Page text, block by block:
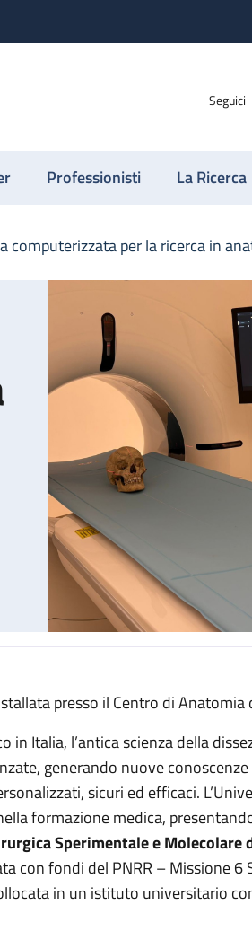
Seguici
Professionisti La Ricerca
per la ricerca in
la ricerca in anatomia umana
presso il Centro di Anatomia
in Italia, l’antica scienza della
generando nuove
sicuri ed efficaci.
formazione medica,
Sperimentale e
con fondi del PNRR – Missione
in un istituto universitario